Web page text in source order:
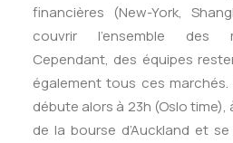
financières (New-York,
couvrir l’ensemble des
Cependant, des équipes
également tous ces
débute alors à 23h (Oslo time),
de la bourse d’Auckland et